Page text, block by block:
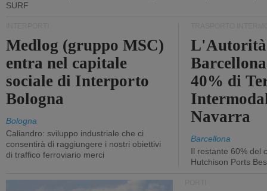
SURF
Medlog (gruppo MSC)
entra nel capitale
sociale di Interporto
Bologna
Bologna
Caliandro: sviluppo industriale che ci
consentirà di raggiungere i nostri obiettivi
di traffico ferroviario merci
40% di
Navarra
Barcellona
Il restante 60% del
Hutchison Ports